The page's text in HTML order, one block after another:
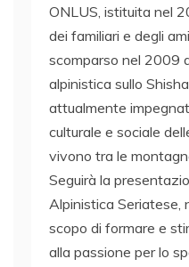
ONLUS, istituita nel
dei familiari e degli
scomparso nel 2009
alpinistica sullo
attualmente
culturale e sociale
vivono tra le
Seguirà la
Alpinistica Seriatese,
scopo di formare e
alla passione per lo